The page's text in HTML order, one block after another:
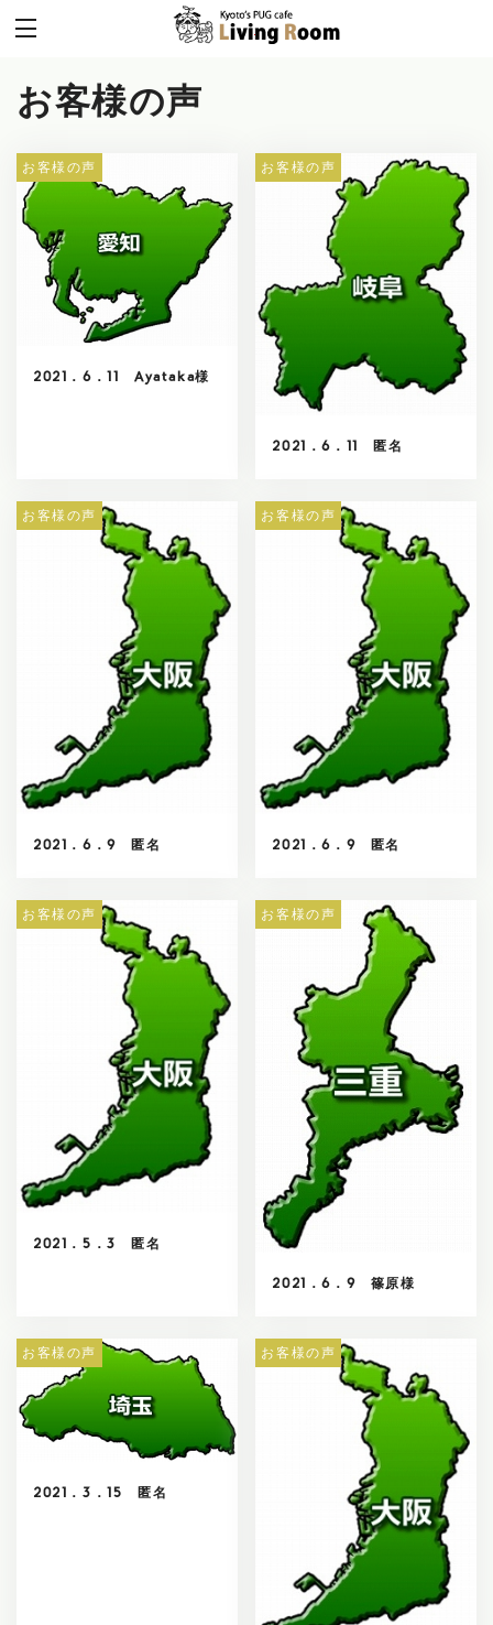
お客様の声
お客様の声
2021．6．11 Ayataka様
お客様の声
2021．6．11 匿名
お客様の声
2021．6．9 匿名
お客様の声
2021．6．9 匿名
お客様の声
2021．5．3 匿名
お客様の声
2021．6．9 篠原様
お客様の声
2021．3．15 匿名
お客様の声